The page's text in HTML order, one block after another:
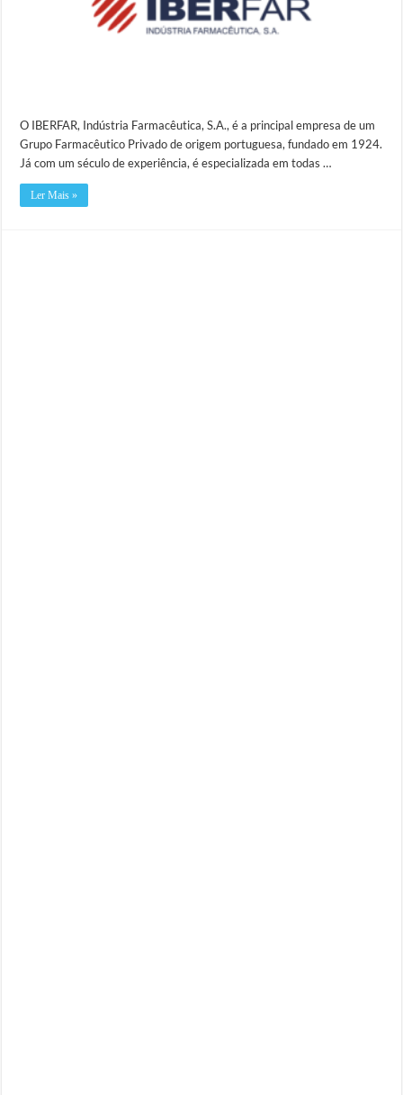
O IBERFAR, Indústria Farmacêutica, S.A., é a principal empresa de um
Grupo Farmacêutico Privado de origem portuguesa, fundado em 1924.
Já com um século de experiência, é especializada em todas …
Ler Mais »